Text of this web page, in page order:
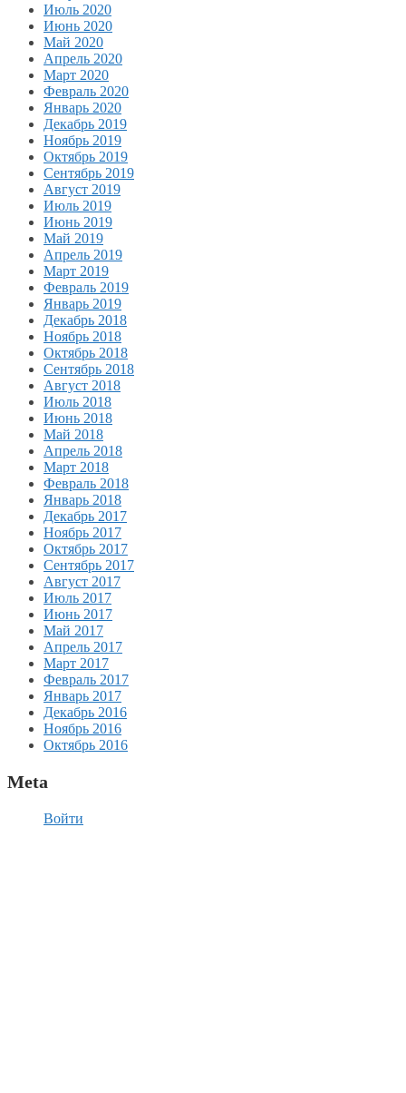
Июль 2020
Июнь 2020
Май 2020
Апрель 2020
Март 2020
Февраль 2020
Январь 2020
Декабрь 2019
Ноябрь 2019
Октябрь 2019
Сентябрь 2019
Август 2019
Июль 2019
Июнь 2019
Май 2019
Апрель 2019
Март 2019
Февраль 2019
Январь 2019
Декабрь 2018
Ноябрь 2018
Октябрь 2018
Сентябрь 2018
Август 2018
Июль 2018
Июнь 2018
Май 2018
Апрель 2018
Март 2018
Февраль 2018
Январь 2018
Декабрь 2017
Ноябрь 2017
Октябрь 2017
Сентябрь 2017
Август 2017
Июль 2017
Июнь 2017
Май 2017
Апрель 2017
Март 2017
Февраль 2017
Январь 2017
Декабрь 2016
Ноябрь 2016
Октябрь 2016
Meta
Войти